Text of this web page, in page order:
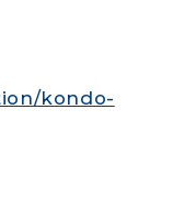
kondo-